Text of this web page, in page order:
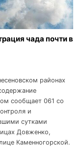
чада почти в
районах
сообщает 061 со
и
сутками
Довженко,
Каменногорской.